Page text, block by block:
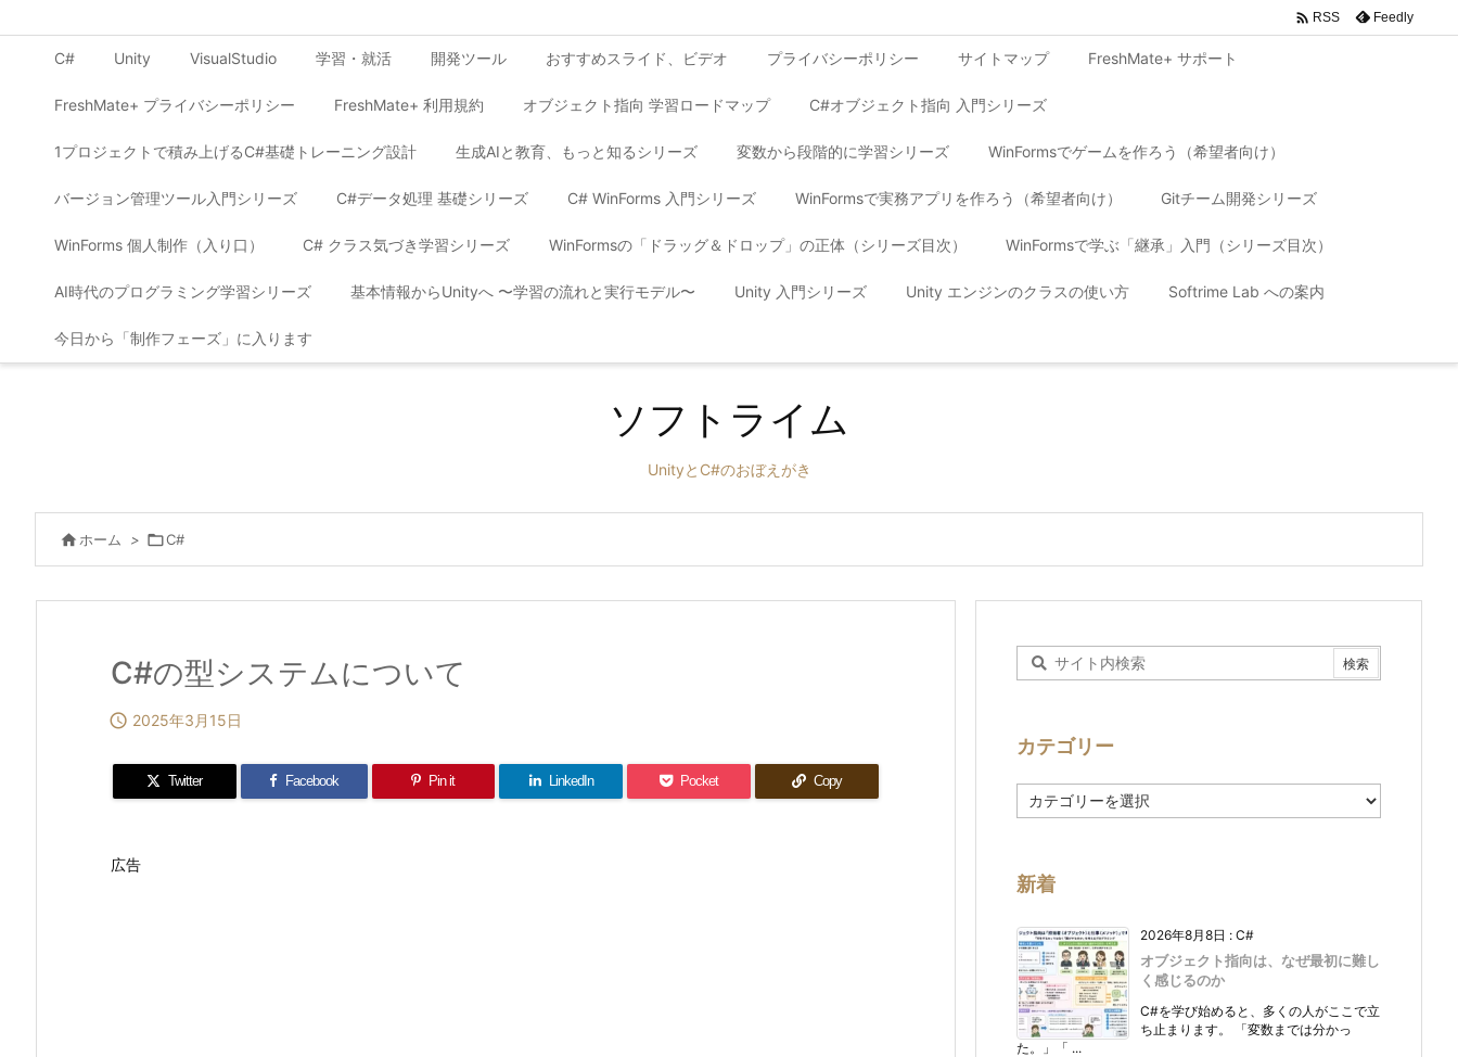
C# Unity VisualStudio 学習・就活 開発ツール おすすめスライド、ビデオ プライバシーポリシー サイトマップ FreshMate+ サポート
FreshMate+ プライバシーポリシー FreshMate+ 利用規約 オブジェクト指向 学習ロードマップ C#オブジェクト指向 入門シリーズ
1プロジェクトで積み上げるC#基礎トレーニング設計 生成AIと教育、もっと知るシリーズ 変数から段階的に学習シリーズ WinFormsでゲームを作ろう（希望者向け）
バージョン管理ツール入門シリーズ C#データ処理 基礎シリーズ C# WinForms 入門シリーズ WinFormsで実務アプリを作ろう（希望者向け） Gitチーム開発シリーズ
WinForms 個人制作（入り口） C# クラス気づき学習シリーズ WinFormsの「ドラッグ＆ドロップ」の正体（シリーズ目次） WinFormsで学ぶ「継承」入門（シリーズ目次）
AI時代のプログラミング学習シリーズ 基本情報からUnityへ 〜学習の流れと実行モデル〜 Unity 入門シリーズ Unity エンジンのクラスの使い方 Softrime Lab への案内
今日から「制作フェーズ」に入ります
 RSS Feedly
ソフトライム
UnityとC#のおぼえがき
 ホーム > C#
C#の型システムについて
 2025年3月15日
Twitter Facebook Pin it LinkedIn Pocket Copy
広告
カテゴリー
テ
ー
新着
2026年8月8日 : C#
オブジェクト指向は、なぜ最初に難し
く感じるのか
C#を学び始めると、多くの人がここで立
ち止まります。 「変数までは分かっ
た。」「 ...